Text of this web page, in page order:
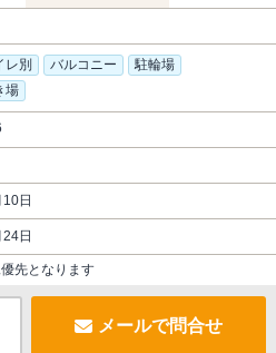
レ別 バルコニー
駐輪場
場
日
日
先となります
メールで問合せ